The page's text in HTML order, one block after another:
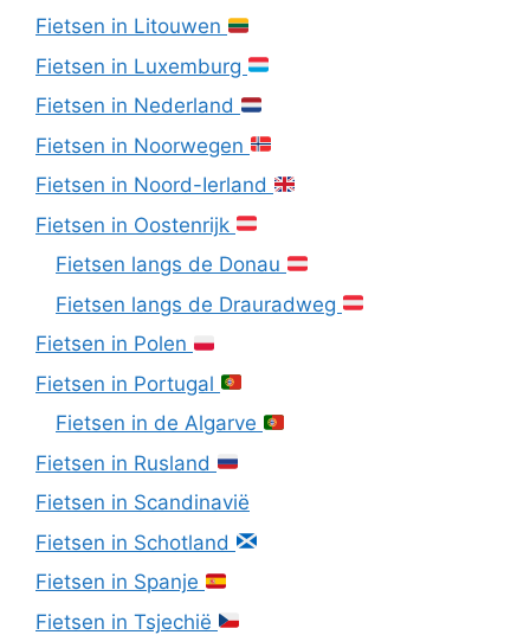
Fietsen in Litouwen
Fietsen in Luxemburg
Fietsen in Nederland
Fietsen in Noorwegen
Fietsen in Noord-Ierland
Fietsen in Oostenrijk
Fietsen langs de Donau
Fietsen langs de Drauradweg
Fietsen in Polen
Fietsen in Portugal
Fietsen in de Algarve
Fietsen in Rusland
Fietsen in Scandinavië
Fietsen in Schotland
Fietsen in Spanje
Fietsen in Tsjechië